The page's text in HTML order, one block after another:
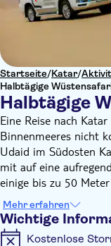
Startseite/Katar/
Halbtägige
Halbtägige
Eine Reise nach
Binnenmeeres nicht
Udaid im Südosten
mit auf eine
einige bis zu 50
Machen Sie dann
spüren Sie die
wunderschöne
Mehr erfahren
Wichtige
Kostenlose